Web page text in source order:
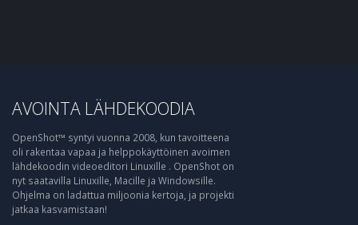
AVOINTA LÄHDEKOODIA
OpenShot™ syntyi vuonna 2008, kun tavoitteena
oli rakentaa vapaa ja helppokäyttöinen avoimen
lähdekoodin videoeditori Linuxille . OpenShot on
nyt saatavilla Linuxille, Macille ja Windowsille.
Ohjelma on ladattua miljoonia kertoja, ja projekti
jatkaa kasvamistaan!